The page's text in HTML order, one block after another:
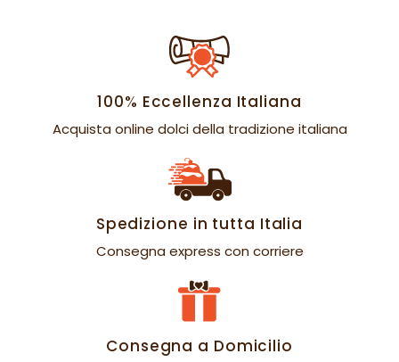
100% Eccellenza Italiana
Acquista online dolci della tradizione italiana
Spedizione in tutta Italia
Consegna express con corriere
Consegna a Domicilio